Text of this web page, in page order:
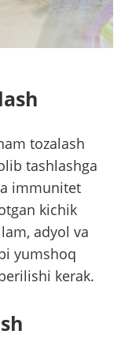
tozalash
tashlashga
immunitet
kichik
adyol va
yumshoq
kerak.